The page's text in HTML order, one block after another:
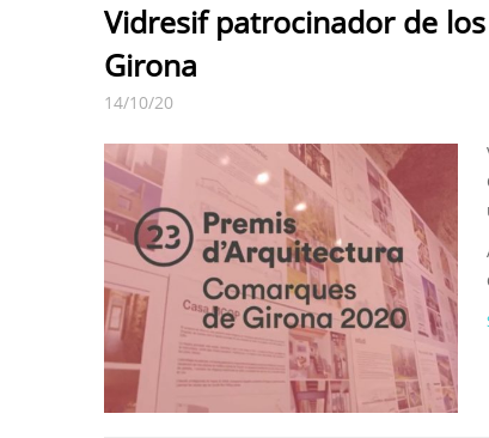
Vidresif patrocinador de
Girona
14/10/20